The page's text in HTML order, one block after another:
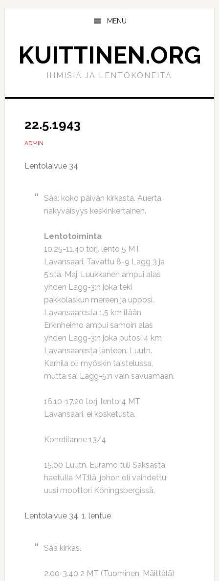
Hyppää
Hyppää
MENU
KUITTINEN.ORG
IHMISIÄ JA LENTOKONEITA
22.5.1943
ADMIN
Lentolaivue 34
Sää: koko päivän kirkasta. Auerta,
näkyväisyys keskinkertainen.
Lentotoiminta
10.25-11.40 torj. lento 5 MT
Lavansaari. Tavattu 8-9 Lagg 3 ja
5:sta. Maj. Luukkanen ampui alas
yhden Lagg-3:n joka teki
pakkolaskun mereen ja upposi.
Lavansaaresta 1.5 km itään
Erkinheimo ampui samoin alas
yhden Lagg-3:n joka putosi 4 km
Lavansaaresta länteen. Luutn.
Karhila oli myöskin taistelussa,
mutta sai Lagg-5:n vain savuamaan.
16.10-17.20 torj. lento 4 MT
Lavansaari, ei kosketusta.
Konetilanne 13/4
15.00 Luutn. Euramo tuli Saksasta
haetulla MT:llä, johon oli vaihdettu
uusi moottori Köningsbergissä.
Lentolaivue 34, 1. lentue
Sää kirkas.
2.00-3.40 2 MT (Tuominen, Mäittälä)